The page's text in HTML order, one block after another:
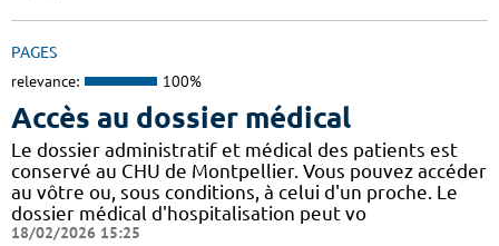
PAGES
relevance: 100%
Accès au dossier médical
Le dossier administratif et médical des patients est
conservé au CHU de Montpellier. Vous pouvez accéder
au vôtre ou, sous conditions, à celui d'un proche. Le
dossier médical d'hospitalisation peut vo
18/02/2026 15:25